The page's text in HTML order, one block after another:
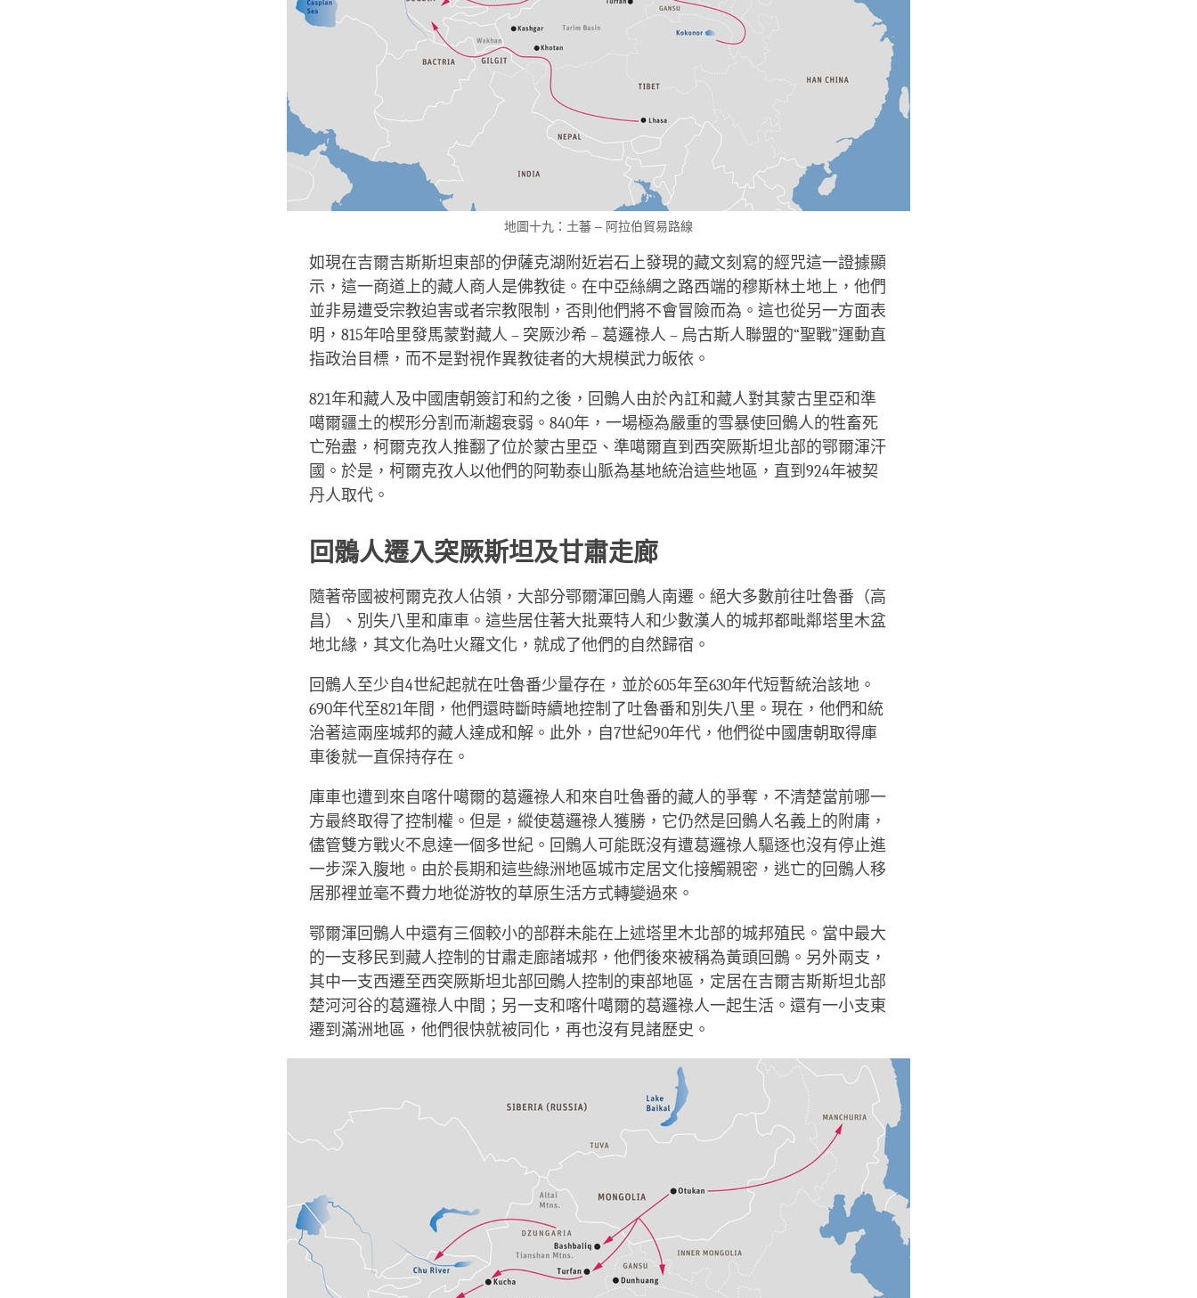
地圖十九：土蕃 – 阿拉伯貿易路線
如現在吉爾吉斯斯坦東部的伊薩克湖附近岩石上發現的藏文刻寫的經咒這一證據顯
示，這一商道上的藏人商人是佛教徒。在中亞絲綢之路西端的穆斯林土地上，他們
並非易遭受宗教迫害或者宗教限制，否則他們將不會冒險而為。這也從另一方面表
明，815年哈里發馬蒙對藏人 – 突厥沙希 – 葛邏祿人 – 烏古斯人聯盟的“聖戰”運動直
指政治目標，而不是對視作異教徒者的大規模武力皈依。
821年和藏人及中國唐朝簽訂和約之後，回鶻人由於內訌和藏人對其蒙古里亞和準
噶爾疆土的楔形分割而漸趨衰弱。840年，一場極為嚴重的雪暴使回鶻人的牲畜死
亡殆盡，柯爾克孜人推翻了位於蒙古里亞、準噶爾直到西突厥斯坦北部的鄂爾渾汗
國。於是，柯爾克孜人以他們的阿勒泰山脈為基地統治這些地區，直到924年被契
丹人取代。
回鶻人遷入突厥斯坦及甘肅走廊
隨著帝國被柯爾克孜人佔領，大部分鄂爾渾回鶻人南遷。絕大多數前往吐魯番（高
昌）、別失八里和庫車。這些居住著大批粟特人和少數漢人的城邦都毗鄰塔里木盆
地北緣，其文化為吐火羅文化，就成了他們的自然歸宿。
回鶻人至少自4世紀起就在吐魯番少量存在，並於605年至630年代短暫統治該地。
690年代至821年間，他們還時斷時續地控制了吐魯番和別失八里。現在，他們和統
治著這兩座城邦的藏人達成和解。此外，自7世紀90年代，他們從中國唐朝取得庫
車後就一直保持存在。
庫車也遭到來自喀什噶爾的葛邏祿人和來自吐魯番的藏人的爭奪，不清楚當前哪一
方最終取得了控制權。但是，縱使葛邏祿人獲勝，它仍然是回鶻人名義上的附庸，
儘管雙方戰火不息達一個多世紀。回鶻人可能既沒有遭葛邏祿人驅逐也沒有停止進
一步深入腹地。由於長期和這些綠洲地區城市定居文化接觸親密，逃亡的回鶻人移
居那裡並毫不費力地從游牧的草原生活方式轉變過來。
鄂爾渾回鶻人中還有三個較小的部群未能在上述塔里木北部的城邦殖民。當中最大
的一支移民到藏人控制的甘肅走廊諸城邦，他們後來被稱為黃頭回鶻。另外兩支，
其中一支西遷至西突厥斯坦北部回鶻人控制的東部地區，定居在吉爾吉斯斯坦北部
楚河河谷的葛邏祿人中間；另一支和喀什噶爾的葛邏祿人一起生活。還有一小支東
遷到滿洲地區，他們很快就被同化，再也沒有見諸歷史。